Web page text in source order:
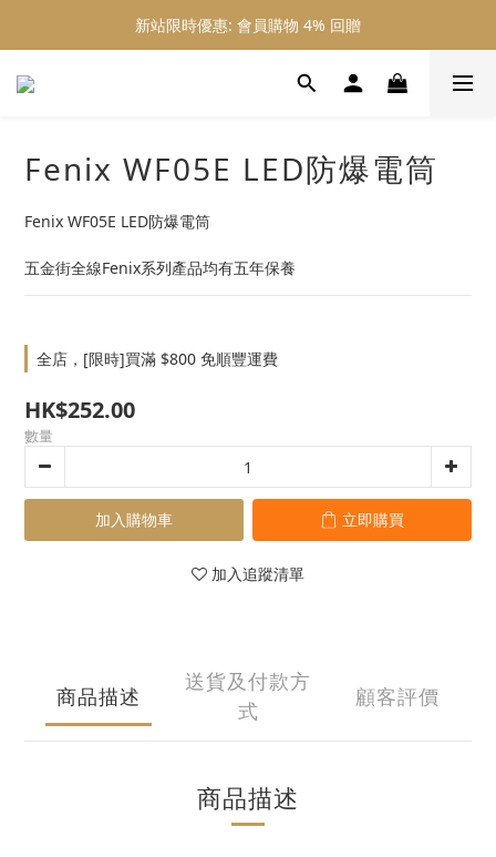
新站限時優惠: 會員購物 4% 回贈
新站限時優惠: 會員購物 4% 回贈
新站限時優惠: 滿 $800 順豐免運費
Fenix WF05E LED防爆電筒
Fenix WF05E LED防爆電筒
五金街全線Fenix系列產品均有五年保養
全店，[限時]買滿 $800 免順豐運費
HK$252.00
數量
加入購物車 立即購買
加入追蹤清單
商品描述
送貨及付款方
式
顧客評價
商品描述